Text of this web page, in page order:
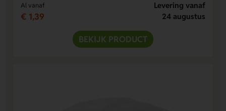
Al vanaf
€ 1,39
Levering vanaf
24 augustus
BEKIJK PRODUCT